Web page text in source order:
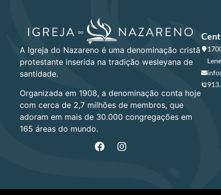
A Igreja do Nazareno é uma denominação cristã
protestante inserida na tradição wesleyana de
santidade.
Organizada em 1908, a denominação conta hoje
com cerca de 2,7 milhões de membros, que
adoram em mais de 30.000 congregações em
165 áreas do mundo.